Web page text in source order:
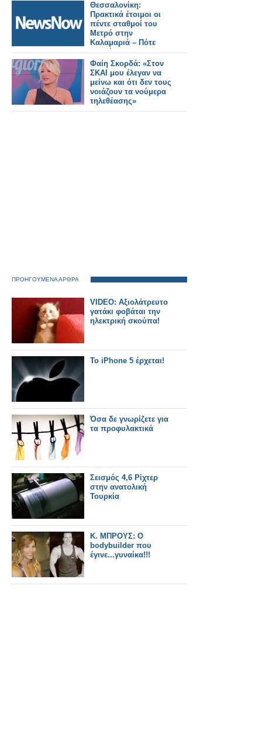
Θεσσαλονίκη:
Πρακτικά έτοιμοι οι
πέντε σταθμοί του
Μετρό στην
Καλαμαριά – Πότε
αναμένεται η
παράδοση του έργου
Φαίη Σκορδά: «Στον
ΣΚΑΙ μου έλεγαν να
μείνω και ότι δεν τους
νοιάζουν τα νούμερα
τηλεθέασης»
ΠΡΟΗΓΟΥΜΕΝΑ ΑΡΘΡΑ
VIDEO: Αξιολάτρευτο
γατάκι φοβάται την
ηλεκτρική σκούπα!
Το iPhone 5 έρχεται!
Όσα δε γνωρίζετε για
τα προφυλακτικά
Σεισμός 4,6 Ρίχτερ
στην ανατολική
Τουρκία
Κ. ΜΠΡΟΥΣ: Ο
bodybuilder που
έγινε...γυναίκα!!!